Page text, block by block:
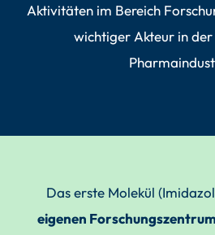
Aktivitäten im Bereich
wichtiger Akteur in der
Das erste Molekül
eigenen Forschungszentrum